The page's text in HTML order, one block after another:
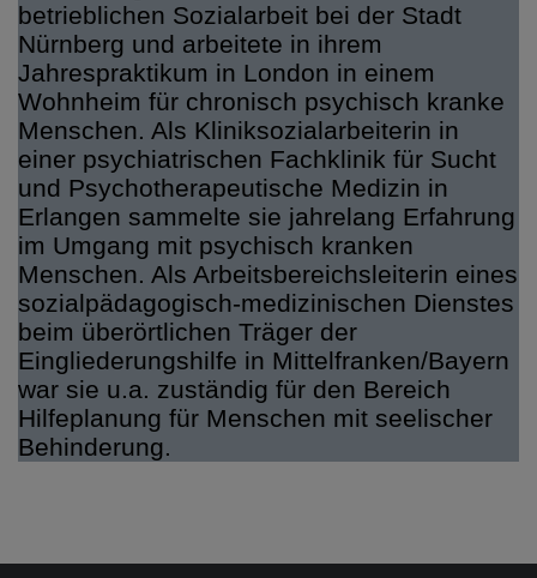
betrieblichen Sozialarbeit bei der Stadt
Nürnberg und arbeitete in ihrem
Jahrespraktikum in London in einem
Wohnheim für chronisch psychisch kranke
Menschen. Als Kliniksozialarbeiterin in
einer psychiatrischen Fachklinik für Sucht
und Psychotherapeutische Medizin in
Erlangen sammelte sie jahrelang Erfahrung
im Umgang mit psychisch kranken
Menschen. Als Arbeitsbereichsleiterin eines
sozialpädagogisch-medizinischen Dienstes
beim überörtlichen Träger der
Eingliederungshilfe in Mittelfranken/Bayern
war sie u.a. zuständig für den Bereich
Hilfeplanung für Menschen mit seelischer
Behinderung.